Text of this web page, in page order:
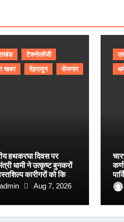
टेक्नोलॉजी
खबर
देहरादून रोजगार
हथकरघा दिवस पर
धामी ने उत्कृष्ट बुनकरों
कारीगरों को किया
admin Aug 7, 2026